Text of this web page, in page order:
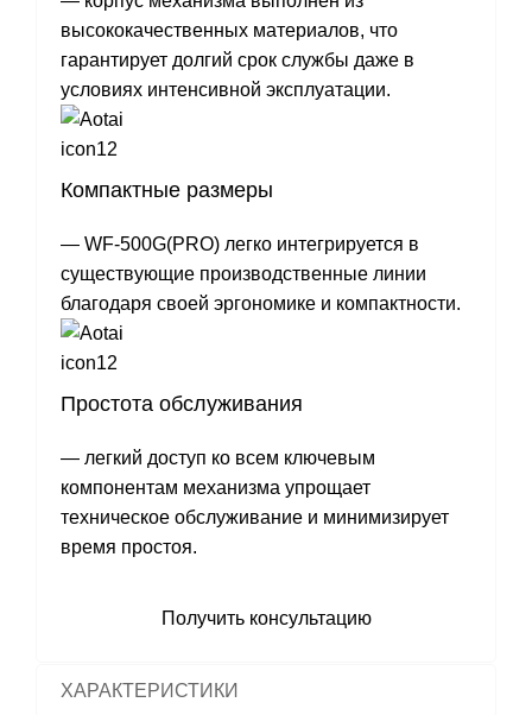
высококачественных материалов, что
гарантирует долгий срок службы даже в
условиях интенсивной эксплуатации.
Компактные размеры
— WF-500G(PRO) легко интегрируется в
существующие производственные линии
благодаря своей эргономике и компактности.
Простота обслуживания
— легкий доступ ко всем ключевым
компонентам механизма упрощает
техническое обслуживание и минимизирует
время простоя.
Получить консультацию
ХАРАКТЕРИСТИКИ